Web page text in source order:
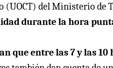
(UOCT) del Ministerio de
durante la hora
que entre las 7 y las